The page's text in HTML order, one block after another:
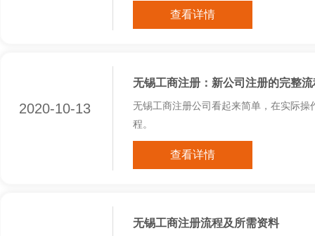
查看详情
2020-10-13
无锡工商注册：新公司注册的完整
无锡工商注册公司看起来简单，在实际
程。
查看详情
无锡工商注册流程及所需资料